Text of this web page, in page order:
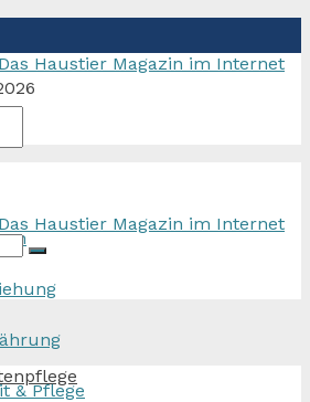
& Pflege